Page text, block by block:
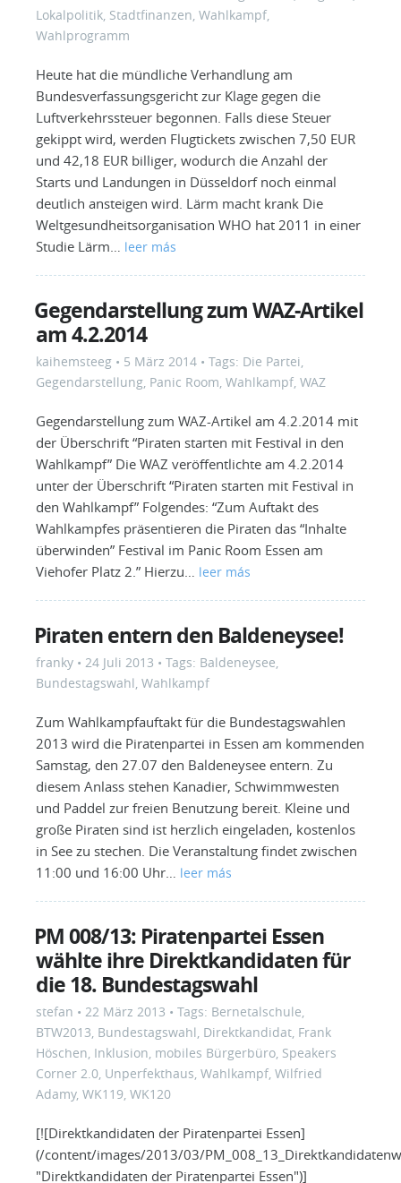
Lokalpolitik, Stadtfinanzen,Wahlkampf,
Wahlprogramm
Heute hat die mündliche Verhandlung am
Bundesverfassungsgericht zur Klage gegen die
Luftverkehrssteuer begonnen. Falls diese Steuer
gekippt wird, werden Flugtickets zwischen 7,50 EUR
und 42,18 EUR billiger, wodurch die Anzahl der
Starts und Landungen in Düsseldorf noch einmal
deutlich ansteigen wird. Lärm macht krank Die
Weltgesundheitsorganisation WHO hat 2011 in einer
Studie Lärm… leer más
Gegendarstellung zum WAZ-Artikel
am 4.2.2014
kaihemsteeg • 5 März 2014 • Tags: Die Partei,
Gegendarstellung, Panic Room,Wahlkampf,WAZ
Gegendarstellung zum WAZ-Artikel am 4.2.2014 mit
der Überschrift “Piraten starten mit Festival in den
Wahlkampf” Die WAZ veröffentlichte am 4.2.2014
unter der Überschrift “Piraten starten mit Festival in
den Wahlkampf” Folgendes: “Zum Auftakt des
Wahlkampfes präsentieren die Piraten das “Inhalte
überwinden” Festival im Panic Room Essen am
Viehofer Platz 2.” Hierzu… leer más
Piraten entern den Baldeneysee!
franky •24 Juli 2013 • Tags: Baldeneysee,
Bundestagswahl,Wahlkampf
Zum Wahlkampfauftakt für die Bundestagswahlen
2013 wird die Piratenpartei in Essen am kommenden
Samstag, den 27.07 den Baldeneysee entern. Zu
diesem Anlass stehen Kanadier, Schwimmwesten
und Paddel zur freien Benutzung bereit. Kleine und
große Piraten sind ist herzlich eingeladen, kostenlos
in See zu stechen. Die Veranstaltung findet zwischen
11:00 und 16:00 Uhr… leer más
PM 008/13: Piratenpartei Essen
wählte ihre Direktkandidaten für
die 18. Bundestagswahl
stefan •22 März 2013 • Tags: Bernetalschule,
BTW2013, Bundestagswahl, Direktkandidat, Frank
Höschen, Inklusion, mobiles Bürgerbüro, Speakers
Corner 2.0, Unperfekthaus,Wahlkampf,Wilfried
Adamy,WK119,WK120
[![Direktkandidaten der Piratenpartei Essen]
(/content/images/2013/03/
"Direktkandidaten der Piratenpartei Essen")]